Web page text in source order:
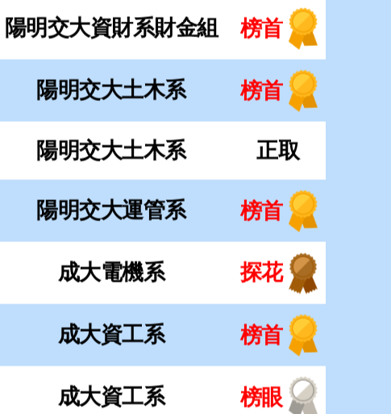
陽明交大運管系 榜首
成大電機系 探花
成大資工系 榜首
成大資工系 榜眼
成大機械系 正取
成大經濟系 榜首
成大心理系 正取